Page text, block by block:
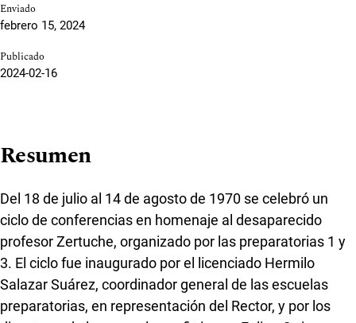
Enviado
febrero 15, 2024
Publicado
2024-02-16
Resumen
Del 18 de julio al 14 de agosto de 1970 se celebró un
ciclo de conferencias en homenaje al desaparecido
profesor Zertuche, organizado por las preparatorias 1 y
3. El ciclo fue inaugurado por el licenciado Hermilo
Salazar Suárez, coordinador general de las escuelas
preparatorias, en representación del Rector, y por los